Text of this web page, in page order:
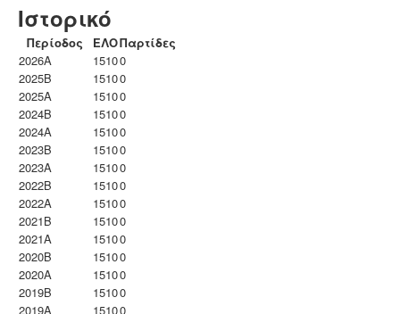
Ιστορικό
Περίοδος ΕΛΟΠαρτίδες
2026A
15100
2025B
15100
2025A
15100
2024B
15100
2024A
15100
2023B
15100
2023Α
15100
2022B
15100
2022A
15100
2021B
15100
2021A
15100
2020B
15100
2020A
15100
2019B
15100
2019A
15100